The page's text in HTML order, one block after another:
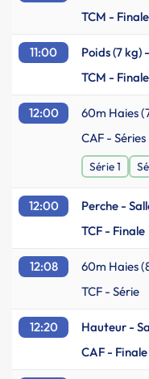
TCM - Finale
11:00 Poids (7 kg)
TCM - Finale
12:00 60m Haies
CAF - Séries
Série 1
12:00 Perche -
TCF - Finale
12:08 60m Haies
TCF - Série
12:20 Hauteur -
CAF - Finale